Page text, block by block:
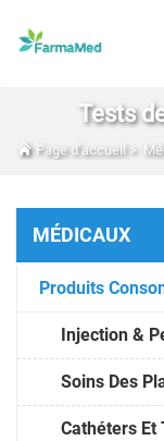
Tests
Page d’accueil>
MÉDICAUX
Produits
Injection &
Soins Des
Cathéters Et